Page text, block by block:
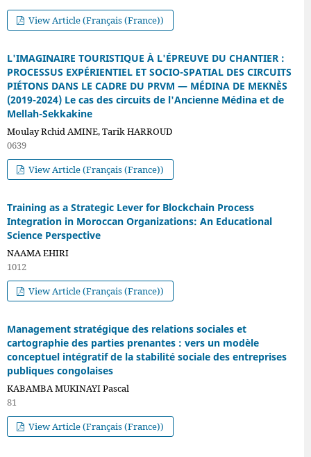
View Article (Français (France))
L'IMAGINAIRE TOURISTIQUE À L'ÉPREUVE DU CHANTIER :
PROCESSUS EXPÉRIENTIEL ET SOCIO-SPATIAL DES CIRCUITS
PIÉTONS DANS LE CADRE DU PRVM — MÉDINA DE MEKNÈS
(2019-2024) Le cas des circuits de l'Ancienne Médina et de
Mellah-Sekkakine
Moulay Rchid AMINE, Tarik HARROUD
0639
View Article (Français (France))
Training as a Strategic Lever for Blockchain Process
Integration in Moroccan Organizations: An Educational
Science Perspective
NAAMA EHIRI
1012
View Article (Français (France))
Management stratégique des relations sociales et
cartographie des parties prenantes : vers un modèle
conceptuel intégratif de la stabilité sociale des entreprises
publiques congolaises
KABAMBA MUKINAYI Pascal
81
View Article (Français (France))